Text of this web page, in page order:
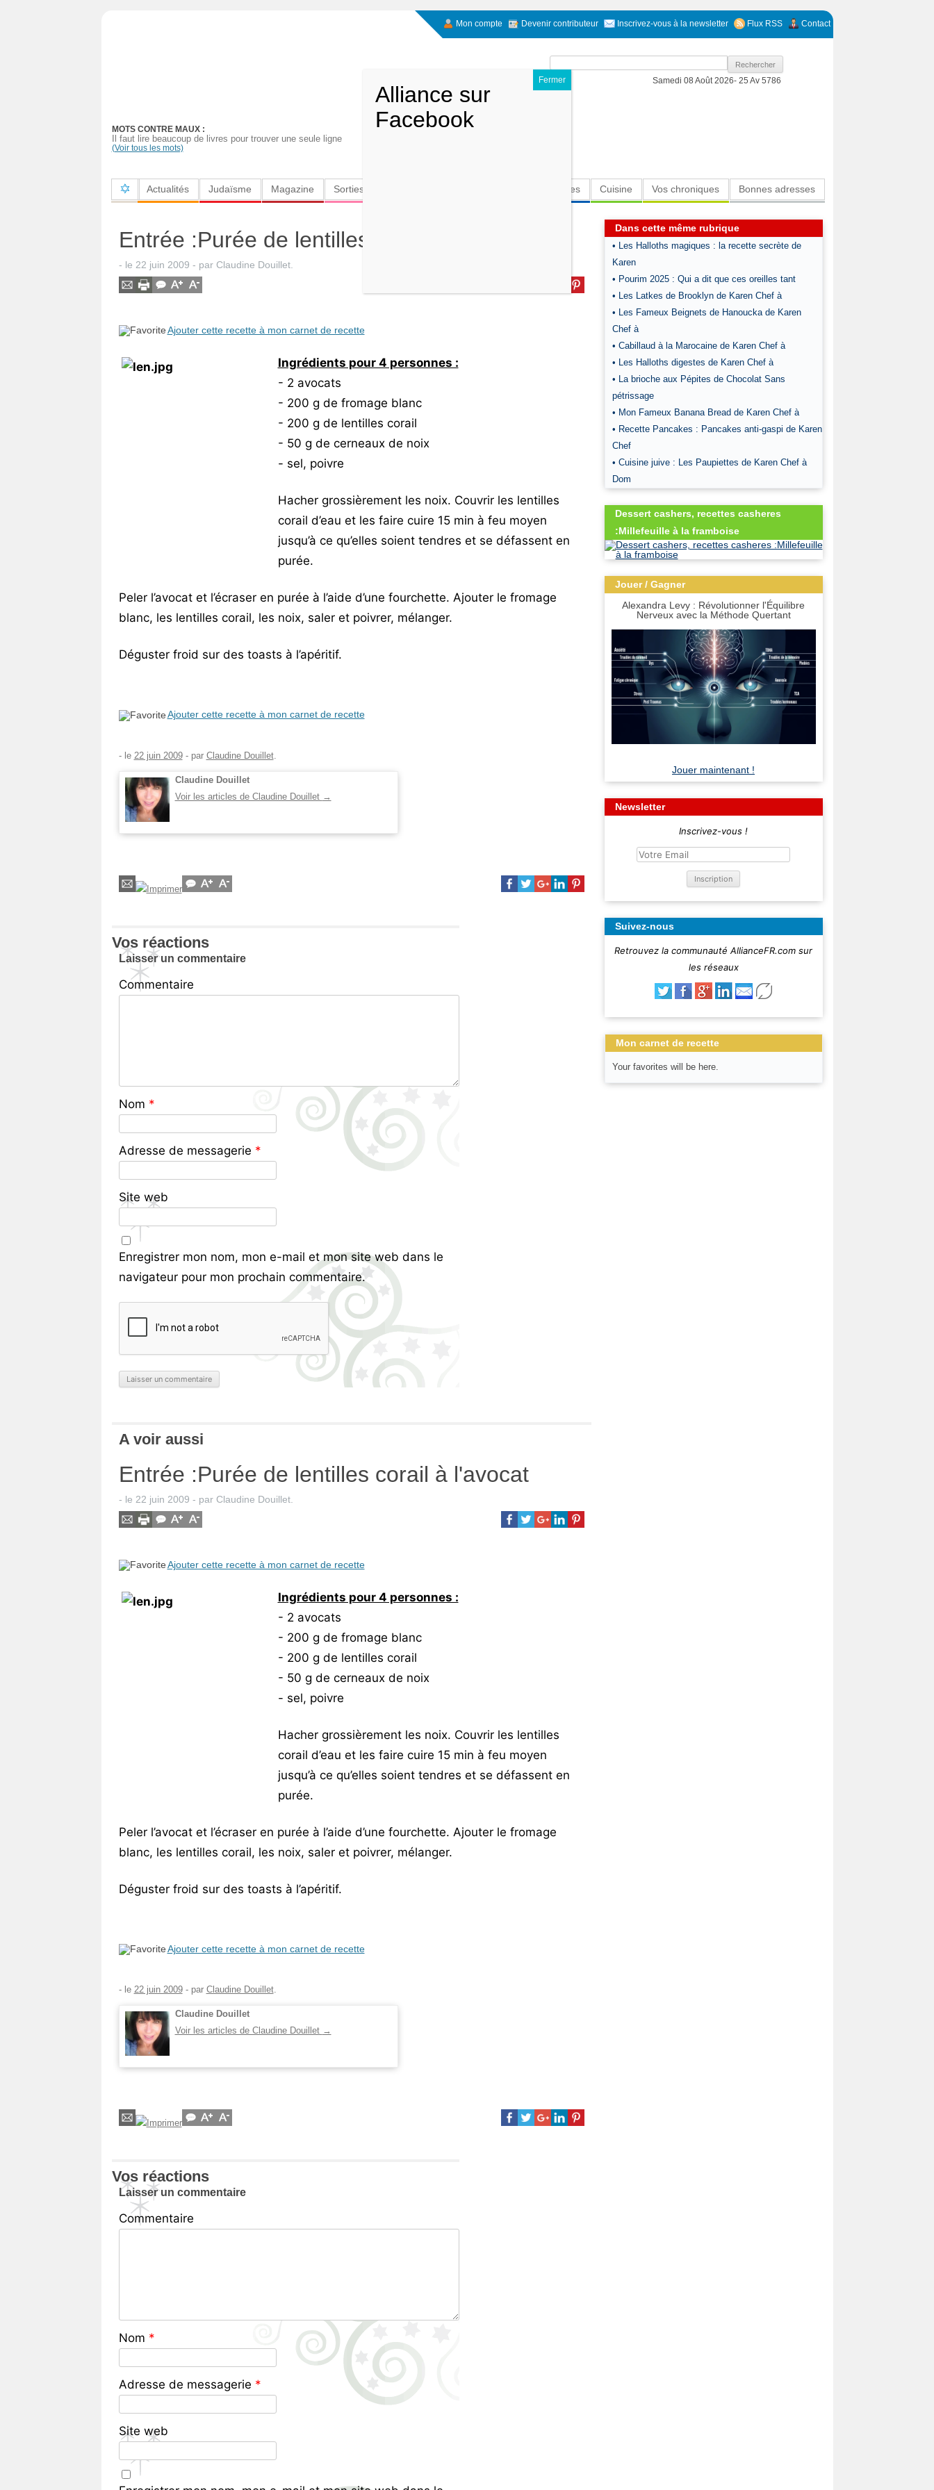
Mon compte Devenir contributeur Inscrivez-vous à la newsletter Flux RSS Contact
MOTS CONTRE MAUX :
Il faut lire beaucoup de livres pour trouver une seule ligne
(Voir tous les mots)
Rechercher :
Samedi 08 Août 2026- 25 Av 5786
Actualités Judaïsme Magazine Sorties Insolites Cuisine Vos chroniques Bonnes adresses
Entrée :Purée de lentilles corail à l'avocat
- le 22 juin 2009 - par Claudine Douillet.
Ajouter cette recette à mon carnet de recette
Ingrédients pour 4 personnes :
- 2 avocats
- 200 g de fromage blanc
- 200 g de lentilles corail
- 50 g de cerneaux de noix
- sel, poivre
Hacher grossièrement les noix. Couvrir les lentilles
corail d’eau et les faire cuire 15 min à feu moyen
jusqu’à ce qu’elles soient tendres et se défassent en
purée.
Peler l’avocat et l’écraser en purée à l’aide d’une fourchette. Ajouter le fromage
blanc, les lentilles corail, les noix, saler et poivrer, mélanger.
Déguster froid sur des toasts à l’apéritif.
Ajouter cette recette à mon carnet de recette
- le 22 juin 2009- par Claudine Douillet.
Claudine Douillet
Voir les articles de Claudine Douillet →
Vos réactions
Laisser un commentaire
Commentaire
Nom *
Adresse de messagerie *
Site web
Enregistrer mon nom, mon e-mail et mon site web dans le
navigateur pour mon prochain commentaire.
A voir aussi
Entrée :Purée de lentilles corail à l'avocat
- le 22 juin 2009 - par Claudine Douillet.
Ajouter cette recette à mon carnet de recette
Ingrédients pour 4 personnes :
- 2 avocats
- 200 g de fromage blanc
- 200 g de lentilles corail
- 50 g de cerneaux de noix
- sel, poivre
Hacher grossièrement les noix. Couvrir les lentilles
corail d’eau et les faire cuire 15 min à feu moyen
jusqu’à ce qu’elles soient tendres et se défassent en
purée.
Peler l’avocat et l’écraser en purée à l’aide d’une fourchette. Ajouter le fromage
blanc, les lentilles corail, les noix, saler et poivrer, mélanger.
Déguster froid sur des toasts à l’apéritif.
Ajouter cette recette à mon carnet de recette
- le 22 juin 2009- par Claudine Douillet.
Claudine Douillet
Voir les articles de Claudine Douillet →
Vos réactions
Laisser un commentaire
Commentaire
Nom *
Adresse de messagerie *
Site web
Dans cette même rubrique
• Les Halloths magiques : la recette secrète de
Karen
• Pourim 2025 : Qui a dit que ces oreilles tant
• Les Latkes de Brooklyn de Karen Chef à
• Les Fameux Beignets de Hanoucka de Karen
Chef à
• Cabillaud à la Marocaine de Karen Chef à
• Les Halloths digestes de Karen Chef à
• La brioche aux Pépites de Chocolat Sans
pétrissage
• Mon Fameux Banana Bread de Karen Chef à
• Recette Pancakes : Pancakes anti-gaspi de Karen
Chef
• Cuisine juive : Les Paupiettes de Karen Chef à
Dom
Dessert cashers, recettes casheres
:Millefeuille à la framboise
Jouer / Gagner
Alexandra Levy : Révolutionner l'Équilibre
Nerveux avec la Méthode Quertant
Jouer maintenant !
Newsletter
Inscrivez-vous !
Suivez-nous
Retrouvez la communauté AllianceFR.com sur
les réseaux
Mon carnet de recette
Your favorites will be here.